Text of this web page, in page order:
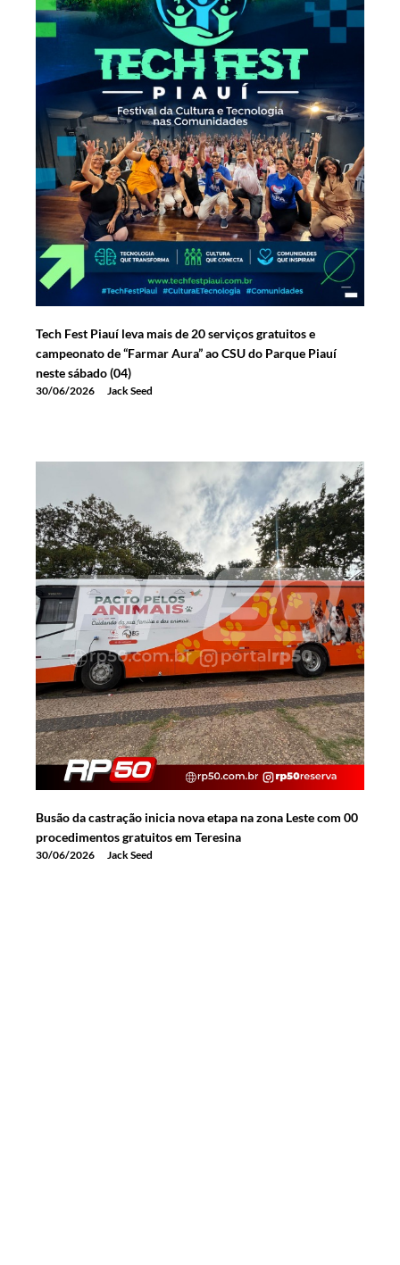
Tech Fest Piauí leva mais de 20 serviços gratuitos e
campeonato de “Farmar Aura” ao CSU do Parque Piauí
neste sábado (04)
30/06/2026 Jack Seed
Busão da castração inicia nova etapa na zona Leste com 00
procedimentos gratuitos em Teresina
30/06/2026 Jack Seed